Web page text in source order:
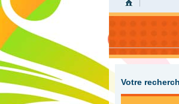
Votre